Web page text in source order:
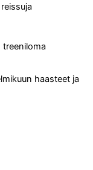
treeniloma
haasteet ja